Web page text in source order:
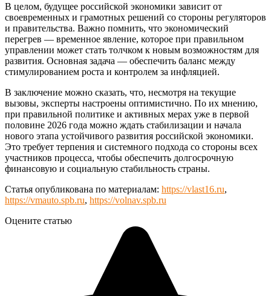
В целом, будущее российской экономики зависит от
своевременных и грамотных решений со стороны регуляторов
и правительства. Важно помнить, что экономический
перегрев — временное явление, которое при правильном
управлении может стать толчком к новым возможностям для
развития. Основная задача — обеспечить баланс между
стимулированием роста и контролем за инфляцией.
В заключение можно сказать, что, несмотря на текущие
вызовы, эксперты настроены оптимистично. По их мнению,
при правильной политике и активных мерах уже в первой
половине 2026 года можно ждать стабилизации и начала
нового этапа устойчивого развития российской экономики.
Это требует терпения и системного подхода со стороны всех
участников процесса, чтобы обеспечить долгосрочную
финансовую и социальную стабильность страны.
Статья опубликована по материалам: https://vlast16.ru,
https://vmauto.spb.ru, https://volnav.spb.ru
Оцените статью